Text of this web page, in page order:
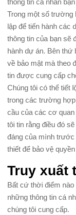
thông tin cá nhân
Trong một số trường
lập để tiến hành các
thông tin của bạn sẽ
hành dự án. Bên thứ
về bảo mật mà theo
tin được cung cấp
Chúng tôi có thể tiết
trong các trường
cầu của các cơ
tôi tin rằng điều đó
đáng của mình trước
thiết để bảo vệ
Truy xuất
Bất cứ thời điểm
những thông tin cá
chúng tôi cung cấp.